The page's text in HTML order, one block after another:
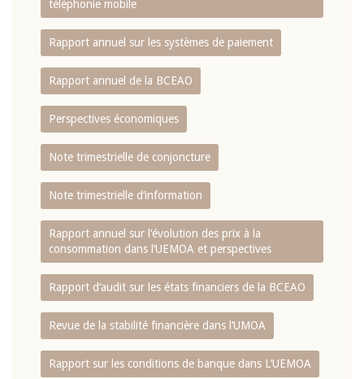
téléphonie mobile
Rapport annuel sur les systèmes de paiement
Rapport annuel de la BCEAO
Perspectives économiques
Note trimestrielle de conjoncture
Note trimestrielle d‘information
Rapport annuel sur l‘évolution des prix à la
consommation dans l‘UEMOA et perspectives
Rapport d‘audit sur les états financiers de la BCEAO
Revue de la stabilité financière dans l‘UMOA
Rapport sur les conditions de banque dans L‘UEMOA